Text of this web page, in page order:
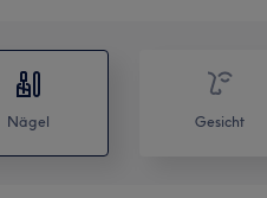
Nägel Gesicht